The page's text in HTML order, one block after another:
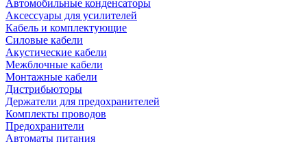
Автомобильные конденсаторы
Аксессуары для усилителей
Кабель и комплектующие
Силовые кабели
Акустические кабели
Межблочные кабели
Монтажные кабели
Дистрибьюторы
Держатели для предохранителей
Комплекты проводов
Предохранители
Автоматы питания